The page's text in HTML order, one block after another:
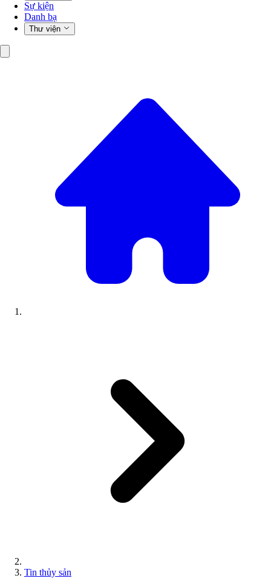
Sự kiện
Danh bạ
Thư viện
Tin thủy sản